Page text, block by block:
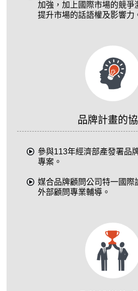
加強，加上國際市場的競爭
提升市場的話語權及影響力
品牌計畫的
參與113年經濟部產發署品
專案。
媒合品牌顧問公司特一國際
外部顧問專業輔導。